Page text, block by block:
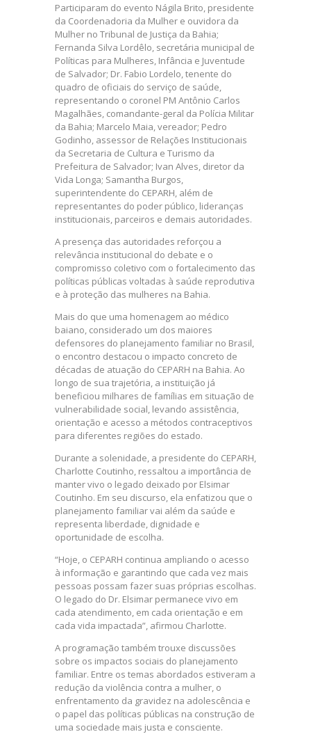
Participaram do evento Nágila Brito, presidente
da Coordenadoria da Mulher e ouvidora da
Mulher no Tribunal de Justiça da Bahia;
Fernanda Silva Lordêlo, secretária municipal de
Políticas para Mulheres, Infância e Juventude
de Salvador; Dr. Fabio Lordelo, tenente do
quadro de oficiais do serviço de saúde,
representando o coronel PM Antônio Carlos
Magalhães, comandante-geral da Polícia Militar
da Bahia; Marcelo Maia, vereador; Pedro
Godinho, assessor de Relações Institucionais
da Secretaria de Cultura e Turismo da
Prefeitura de Salvador; Ivan Alves, diretor da
Vida Longa; Samantha Burgos,
superintendente do CEPARH, além de
representantes do poder público, lideranças
institucionais, parceiros e demais autoridades.
A presença das autoridades reforçou a
relevância institucional do debate e o
compromisso coletivo com o fortalecimento das
políticas públicas voltadas à saúde reprodutiva
e à proteção das mulheres na Bahia.
Mais do que uma homenagem ao médico
baiano, considerado um dos maiores
defensores do planejamento familiar no Brasil,
o encontro destacou o impacto concreto de
décadas de atuação do CEPARH na Bahia. Ao
longo de sua trajetória, a instituição já
beneficiou milhares de famílias em situação de
vulnerabilidade social, levando assistência,
orientação e acesso a métodos contraceptivos
para diferentes regiões do estado.
Durante a solenidade, a presidente do CEPARH,
Charlotte Coutinho, ressaltou a importância de
manter vivo o legado deixado por Elsimar
Coutinho. Em seu discurso, ela enfatizou que o
planejamento familiar vai além da saúde e
representa liberdade, dignidade e
oportunidade de escolha.
“Hoje, o CEPARH continua ampliando o acesso
à informação e garantindo que cada vez mais
pessoas possam fazer suas próprias escolhas.
O legado do Dr. Elsimar permanece vivo em
cada atendimento, em cada orientação e em
cada vida impactada”, afirmou Charlotte.
A programação também trouxe discussões
sobre os impactos sociais do planejamento
familiar. Entre os temas abordados estiveram a
redução da violência contra a mulher, o
enfrentamento da gravidez na adolescência e
o papel das políticas públicas na construção de
uma sociedade mais justa e consciente.